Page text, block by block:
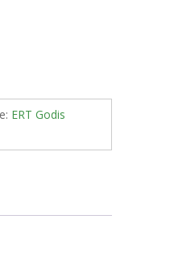
ERT Godis